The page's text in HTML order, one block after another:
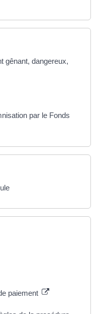
gênant, dangereux,
par le Fonds
paiement